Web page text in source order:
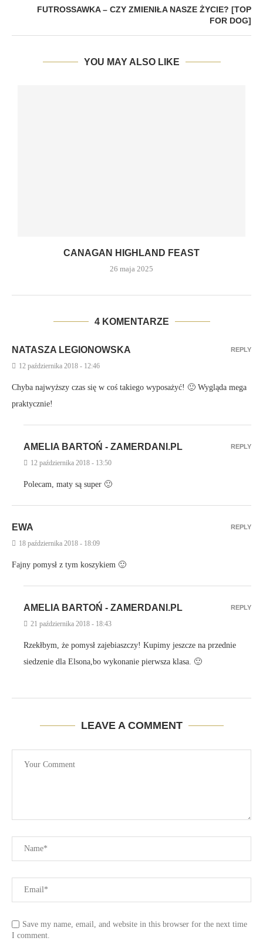
FUTROSSAWKA – CZY ZMIENIŁA NASZE ŻYCIE? [TOP
FOR DOG]
YOU MAY ALSO LIKE
CANAGAN HIGHLAND FEAST
26 maja 2025
4 KOMENTARZE
NATASZA LEGIONOWSKA
12 października 2018 - 12:46
Chyba najwyższy czas się w coś takiego wyposażyć! 🙂 Wygląda mega
praktycznie!
REPLY
AMELIA BARTOŃ - ZAMERDANI.PL
12 października 2018 - 13:50
Polecam, maty są super 🙂
REPLY
EWA
18 października 2018 - 18:09
Fajny pomysł z tym koszykiem 🙂
REPLY
AMELIA BARTOŃ - ZAMERDANI.PL
21 października 2018 - 18:43
Rzekłbym, że pomysł zajebiaszczy! Kupimy jeszcze na przednie
siedzenie dla Elsona,bo wykonanie pierwsza klasa. 🙂
REPLY
LEAVE A COMMENT
Save my name, email, and website in this browser for the next time
I comment.